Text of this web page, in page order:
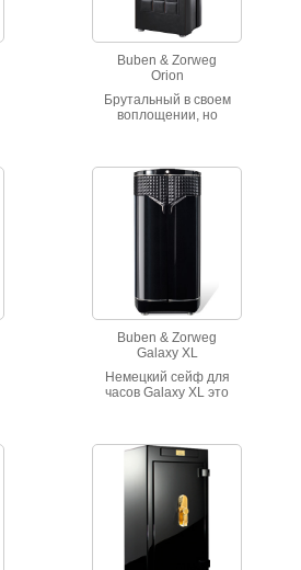
Buben & Zorweg
Orion
Брутальный в своем
воплощении, но
имя ему Орион.
Buben & Zorweg
Galaxy XL
Немецкий сейф для
часов Galaxy XL это
складными дверцами,
корпус с
высокоглянцевым
лаковым покрытием в
10 слоев, класс
безопасности VdSI